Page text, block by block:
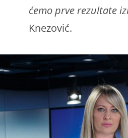
ćemo prve rezultate
Knezović.